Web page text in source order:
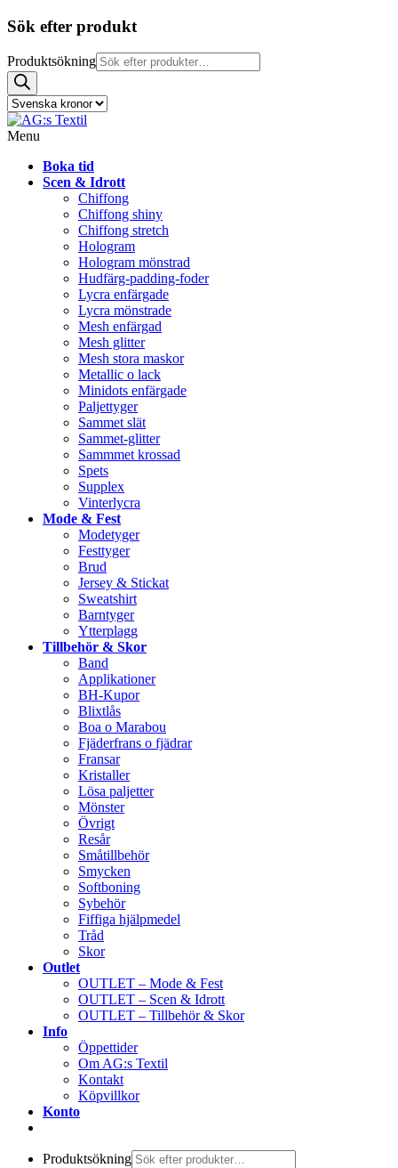
Sök efter produkt
Produktsökning
Menu
Boka tid
Scen & Idrott
Chiffong
Chiffong shiny
Chiffong stretch
Hologram
Hologram mönstrad
Hudfärg-padding-foder
Lycra enfärgade
Lycra mönstrade
Mesh enfärgad
Mesh glitter
Mesh stora maskor
Metallic o lack
Minidots enfärgade
Paljettyger
Sammet slät
Sammet-glitter
Sammmet krossad
Spets
Supplex
Vinterlycra
Mode & Fest
Modetyger
Festtyger
Brud
Jersey & Stickat
Sweatshirt
Barntyger
Ytterplagg
Tillbehör & Skor
Band
Applikationer
BH-Kupor
Blixtlås
Boa o Marabou
Fjäderfrans o fjädrar
Fransar
Kristaller
Lösa paljetter
Mönster
Övrigt
Resår
Småtillbehör
Smycken
Softboning
Sybehör
Fiffiga hjälpmedel
Tråd
Skor
Outlet
OUTLET – Mode & Fest
OUTLET – Scen & Idrott
OUTLET – Tillbehör & Skor
Info
Öppettider
Om AG:s Textil
Kontakt
Köpvillkor
Konto
Produktsökning